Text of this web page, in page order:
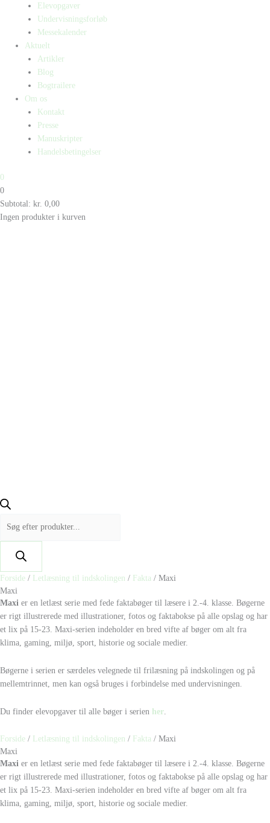
Elevopgaver
Undervisningsforløb
Messekalender
Aktuelt
Artikler
Blog
Bogtrailere
Om os
Kontakt
Presse
Manuskripter
Handelsbetingelser
0
0
Subtotal: kr. 0,00
Ingen produkter i kurven
Forside / Letlæsning til indskolingen / Fakta / Maxi
Maxi
Maxi er en letlæst serie med fede faktabøger til læsere i 2.-4. klasse. Bøgerne
er rigt illustrerede med illustrationer, fotos og faktabokse på alle opslag og har
et lix på 15-23. Maxi-serien indeholder en bred vifte af bøger om alt fra
klima, gaming, miljø, sport, historie og sociale medier.
Bøgerne i serien er særdeles velegnede til frilæsning på indskolingen og på
mellemtrinnet, men kan også bruges i forbindelse med undervisningen.
Du finder elevopgaver til alle bøger i serien her
Forside / Letlæsning til indskolingen / Fakta / Maxi
Maxi
Maxi er en letlæst serie med fede faktabøger til læsere i 2.-4. klasse. Bøgerne
er rigt illustrerede med illustrationer, fotos og faktabokse på alle opslag og har
et lix på 15-23. Maxi-serien indeholder en bred vifte af bøger om alt fra
klima, gaming, miljø, sport, historie og sociale medier.